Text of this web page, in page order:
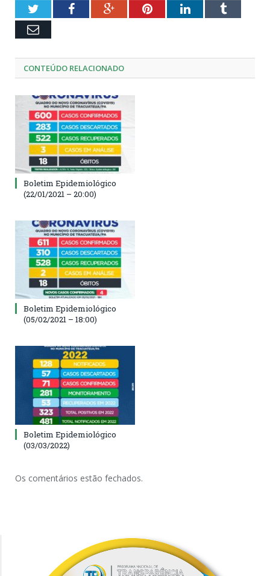
TwitterFacebookGoogle+PinterestLinkedInTumblr
Email
CONTEÚDO RELACIONADO
Boletim Epidemiológico
(22/01/2021 – 20:00)
Boletim Epidemiológico
(05/02/2021 – 18:00)
Boletim Epidemiológico
(03/03/2022)
Os comentários estão fechados.